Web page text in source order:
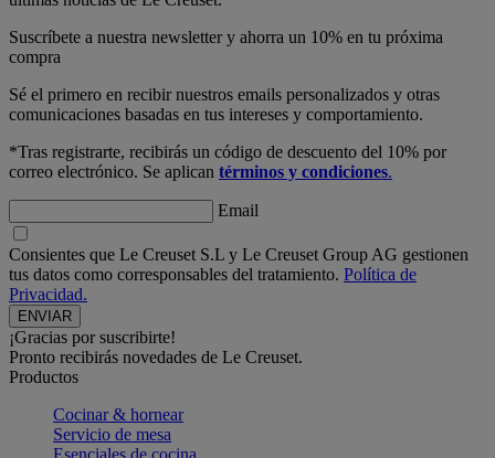
Suscríbete a nuestra newsletter y ahorra un 10% en tu próxima
compra
Sé el primero en recibir nuestros emails personalizados y otras
comunicaciones basadas en tus intereses y comportamiento.
*Tras registrarte, recibirás un código de descuento del 10% por
correo electrónico. Se aplican términos y condiciones.
Email
Consientes que Le Creuset S.L y Le Creuset Group AG gestionen
tus datos como corresponsables del tratamiento. Política de
Privacidad.
¡Gracias por suscribirte!
Pronto recibirás novedades de Le Creuset.
Productos
Cocinar & hornear
Servicio de mesa